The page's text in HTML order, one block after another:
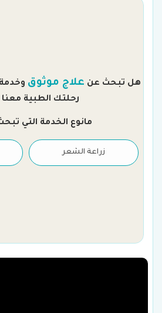
هل تبحث عن علاج موثوق وخدمة
رحلتك الطبية معنا
مانوع الخدمة التي
زراعة الشعر